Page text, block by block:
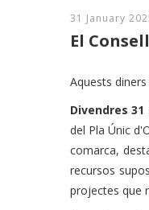
31 January
El
Aquests
Divendres
del Pla Únic
comarca,
recursos
projectes que